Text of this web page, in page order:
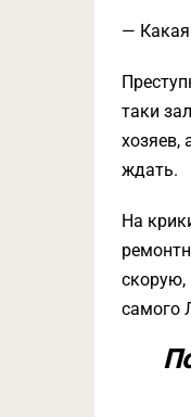
— Какая
таки
хозяев,
ждать.
На
скорую,
самого